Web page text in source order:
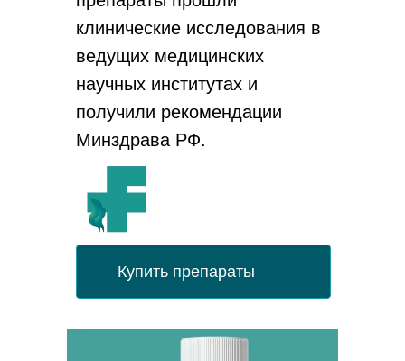
Купить препараты
клинические исследования в
ведущих медицинских
научных институтах и
получили рекомендации
Минздрава РФ.